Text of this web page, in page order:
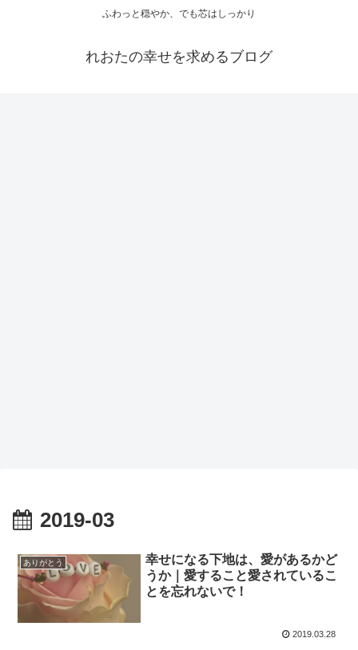
ふわっと穏やか、でも芯はしっかり
れおたの幸せを求めるブログ
2019-03
ありがとう
幸せになる下地は、愛があるかど
うか｜愛すること愛されているこ
とを忘れないで！
2019.03.28